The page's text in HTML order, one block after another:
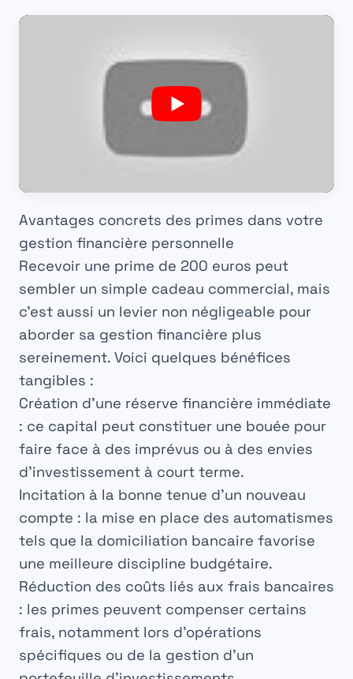
Avantages concrets des primes dans votre
gestion financière personnelle
Recevoir une prime de 200 euros peut
sembler un simple cadeau commercial, mais
c’est aussi un levier non négligeable pour
aborder sa gestion financière plus
sereinement. Voici quelques bénéfices
tangibles :
Création d’une réserve financière immédiate
: ce capital peut constituer une bouée pour
faire face à des imprévus ou à des envies
d’investissement à court terme.
Incitation à la bonne tenue d’un nouveau
compte : la mise en place des automatismes
tels que la domiciliation bancaire favorise
une meilleure discipline budgétaire.
Réduction des coûts liés aux frais bancaires
: les primes peuvent compenser certains
frais, notamment lors d’opérations
spécifiques ou de la gestion d’un